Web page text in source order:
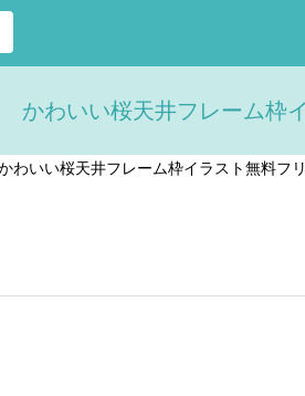
かわいい桜天井フレーム枠
わいい桜天井フレーム枠イラスト無料フ